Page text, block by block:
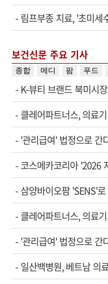
- 림프부종 치료, '초미세
보건신문 주요 기사
종합 메디 팜 푸드
- K-뷰티 브랜드 북미시
- 클레어파트너스, 의료
- '관리급여' 법정으로
- 코스메카코리아 '2026
- 삼양바이오팜 'SENS'
- 클레어파트너스, 의료
- '관리급여' 법정으로
- 일산백병원, 베트남 의